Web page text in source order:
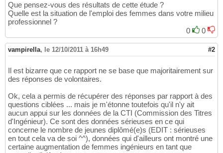
Que pensez-vous des résultats de cette étude ?
Quelle est la situation de l'emploi des femmes dans votre milieu
professionnel ?
0
0
vampirella, le 12/10/2011 à 16h49 #2
Il est bizarre que ce rapport ne se base que majoritairement sur
des réponses de volontaires.
Ok, cela a permis de récupérer des réponses par rapport à des
questions ciblées ... mais je m'étonne toutefois qu'il n'y ait
aucun appui sur les données de la CTI (Commission des Titres
d'Ingénieur). Ce sont des données sérieuses en ce qui
concerne le nombre de jeunes diplômé(e)s (EDIT : sérieuses
en tout cela va de soi ^^), données qui d'ailleurs ont montré une
certaine augmentation de femmes ingénieurs en tant que